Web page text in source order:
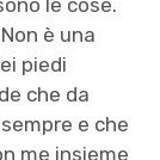
le cose.
è una
piedi
che da
e che
me insieme